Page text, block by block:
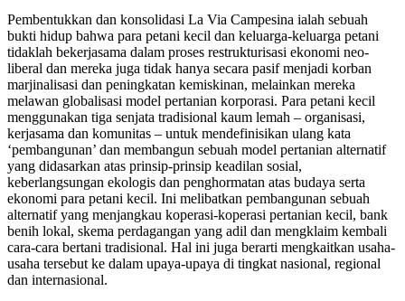
Pembentukkan dan konsolidasi La Via Campesina ialah sebuah
bukti hidup bahwa para petani kecil dan keluarga-keluarga petani
tidaklah bekerjasama dalam proses restrukturisasi ekonomi neo-
liberal dan mereka juga tidak hanya secara pasif menjadi korban
marjinalisasi dan peningkatan kemiskinan, melainkan mereka
melawan globalisasi model pertanian korporasi. Para petani kecil
menggunakan tiga senjata tradisional kaum lemah – organisasi,
kerjasama dan komunitas – untuk mendefinisikan ulang kata
‘pembangunan’ dan membangun sebuah model pertanian alternatif
yang didasarkan atas prinsip-prinsip keadilan sosial,
keberlangsungan ekologis dan penghormatan atas budaya serta
ekonomi para petani kecil. Ini melibatkan pembangunan sebuah
alternatif yang menjangkau koperasi-koperasi pertanian kecil, bank
benih lokal, skema perdagangan yang adil dan mengklaim kembali
cara-cara bertani tradisional. Hal ini juga berarti mengkaitkan usaha-
usaha tersebut ke dalam upaya-upaya di tingkat nasional, regional
dan internasional.